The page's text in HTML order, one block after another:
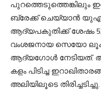
പുറത്തെടുത്തെങ്കിലും
ബ്രേക്ക് ചെയ്യാന്‍
ആദ്യപകുതിക്ക് ശേഷം
വംശജനായ സെയോ
ആദ്യഗോള്‍ നേടിയത്.
കളം പിടിച്ച
അലിയിലൂടെ